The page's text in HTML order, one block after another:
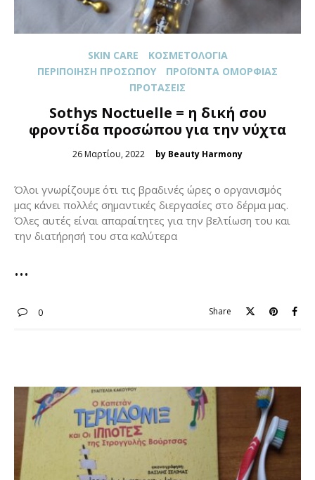
SKIN CARE
ΚΟΣΜΕΤΟΛΟΓΊΑ
ΠΕΡΙΠΟΊΗΣΗ ΠΡΟΣΏΠΟΥ
ΠΡΟΪΌΝΤΑ ΟΜΟΡΦΙΆΣ
ΠΡΟΤΆΣΕΙΣ
Sothys Noctuelle = η δική σου
φροντίδα προσώπου για την νύχτα
Posted
26 Μαρτίου, 2022 by Beauty Harmony
Όλοι γνωρίζουμε ότι τις βραδινές ώρες ο οργανισμός
μας κάνει πολλές σημαντικές διεργασίες στο δέρμα μας.
Όλες αυτές είναι απαραίτητες για την βελτίωση του και
την διατήρησή του στα καλύτερα
0 Share